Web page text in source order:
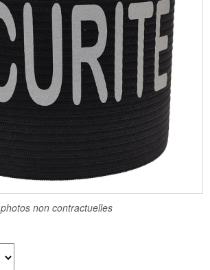
photos non contractuelles